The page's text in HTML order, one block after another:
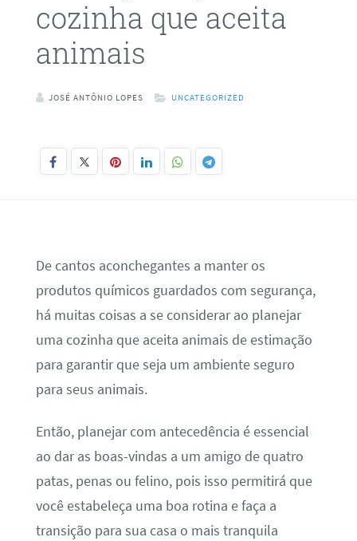
cozinha que aceita
animais
JOSÉ ANTÔNIO LOPES UNCATEGORIZED
De cantos aconchegantes a manter os
produtos químicos guardados com segurança,
há muitas coisas a se considerar ao planejar
uma cozinha que aceita animais de estimação
para garantir que seja um ambiente seguro
para seus animais.
Então, planejar com antecedência é essencial
ao dar as boas-vindas a um amigo de quatro
patas, penas ou felino, pois isso permitirá que
você estabeleça uma boa rotina e faça a
transição para sua casa o mais tranquila